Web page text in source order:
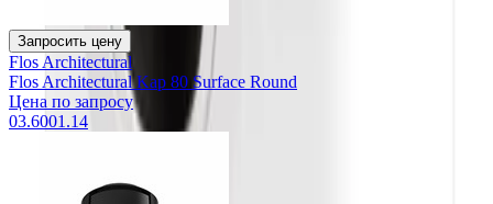
Запросить цену
Flos Architectural
Flos Architectural Kap 80 Surface Round
Цена по запросу
03.6001.14